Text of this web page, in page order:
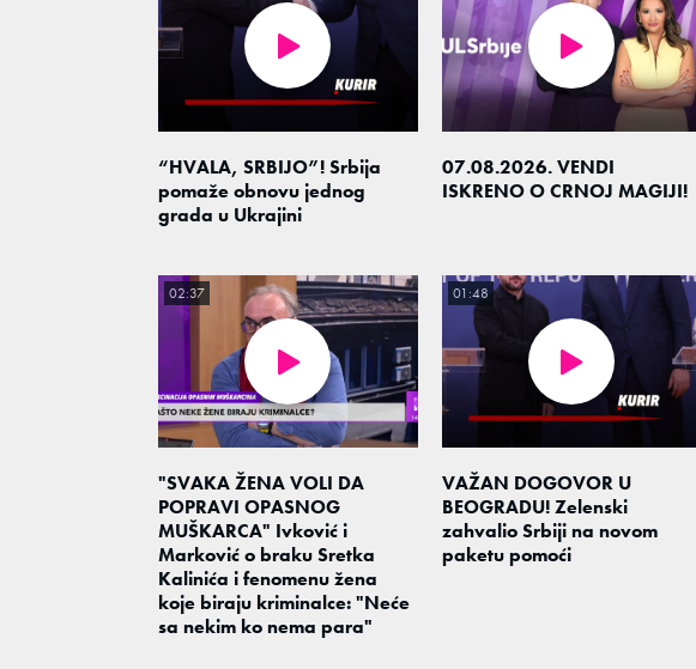
“HVALA, SRBIJO”! Srbija
pomaže obnovu jednog
grada u Ukrajini
07.08.2026. VENDI
ISKRENO O CRNOJ MAGIJI!
"SVAKA ŽENA VOLI DA
POPRAVI OPASNOG
MUŠKARCA" Ivković i
Marković o braku Sretka
Kalinića i fenomenu žena
koje biraju kriminalce: "Neće
sa nekim ko nema para"
02:37
VAŽAN DOGOVOR U
BEOGRADU! Zelenski
zahvalio Srbiji na novom
paketu pomoći
01:48